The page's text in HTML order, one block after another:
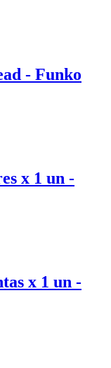
- Funko
x 1 un -
x 1 un -